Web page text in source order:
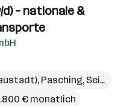
– nationale &
, Pasching, Seiersberg-Pirka
€ monatlich